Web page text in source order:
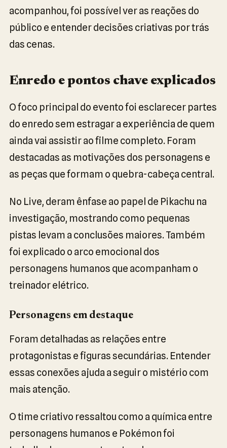
acompanhou, foi possível ver as reações do
público e entender decisões criativas por trás
das cenas.
Enredo e pontos chave explicados
O foco principal do evento foi esclarecer partes
do enredo sem estragar a experiência de quem
ainda vai assistir ao filme completo. Foram
destacadas as motivações dos personagens e
as peças que formam o quebra-cabeça central.
No Live, deram ênfase ao papel de Pikachu na
investigação, mostrando como pequenas
pistas levam a conclusões maiores. Também
foi explicado o arco emocional dos
personagens humanos que acompanham o
treinador elétrico.
Personagens em destaque
Foram detalhadas as relações entre
protagonistas e figuras secundárias. Entender
essas conexões ajuda a seguir o mistério com
mais atenção.
O time criativo ressaltou como a química entre
personagens humanos e Pokémon foi